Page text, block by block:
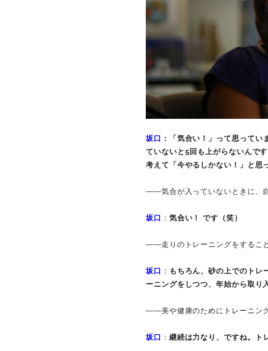
坂口 ：「気合い！」って思って
ていないと5回も上がらないんで
考えて「今やるしかない！」と思
――気合が入っていないときに、
坂口 ： 気合い！ です（笑）
――走りのトレーニングをするこ
坂口 ： もちろん、砂の上でのトレ
ーニングをしつつ、年始から取り
――美や健康のためにトレーニン
坂口 ： 継続は力なり、ですね。ト